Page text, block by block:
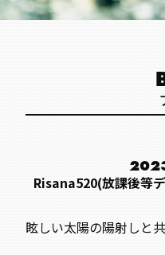
Risana520(放課後等
眩しい太陽の陽射しと